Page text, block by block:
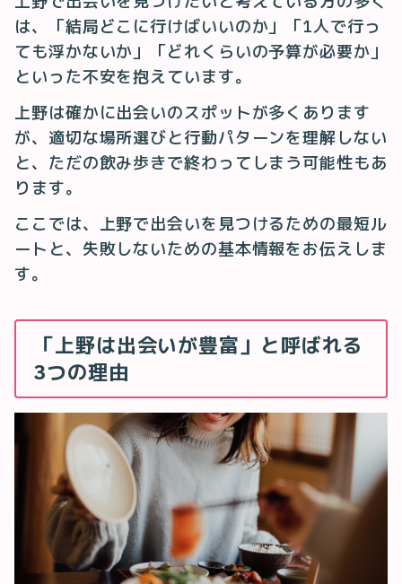
は、「結局どこに行けばいいのか」「1人で行っ
ても浮かないか」「どれくらいの予算が必要か」
といった不安を抱えています。
上野は確かに出会いのスポットが多くあります
が、適切な場所選びと行動パターンを理解しない
と、ただの飲み歩きで終わってしまう可能性もあ
ります。
ここでは、上野で出会いを見つけるための最短ル
ートと、失敗しないための基本情報をお伝えしま
す。
「上野は出会いが豊富」と呼ばれる
3つの理由